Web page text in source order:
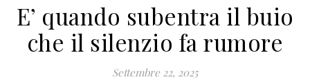
E’ quando subentra il buio
che il silenzio fa rumore
Settembre 22, 2025